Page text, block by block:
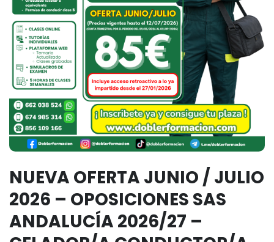
NUEVA OFERTA JUNIO / JULIO
2026 – OPOSICIONES SAS
ANDALUCÍA 2026/27 –